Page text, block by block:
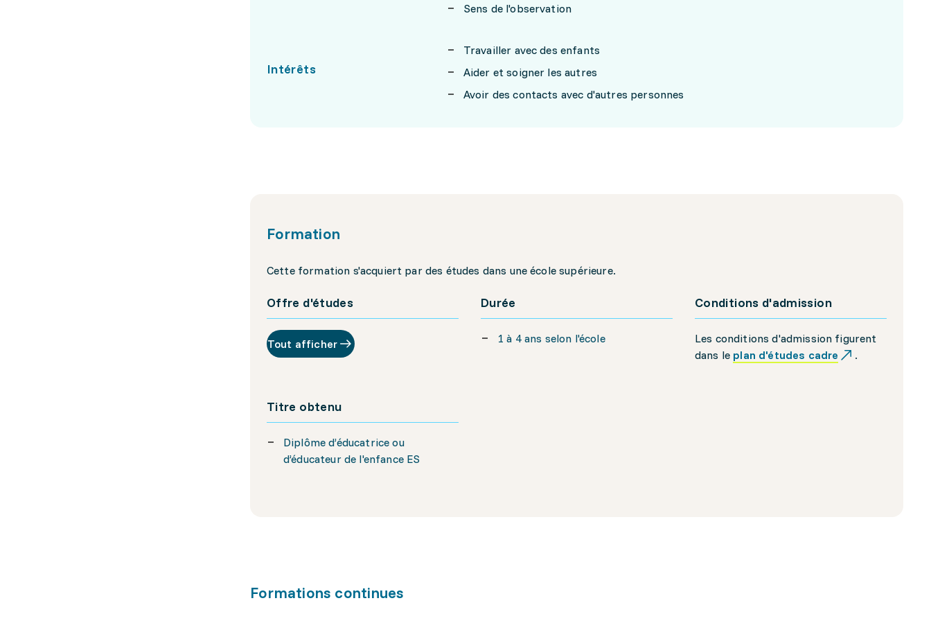
Sens de l'observation
Intérêts
Travailler avec des enfants
Aider et soigner les autres
Avoir des contacts avec d'autres personnes
Formation
Cette formation s'acquiert par des études dans une école supérieure.
Offre d'études
Tout afficher
Durée
1 à 4 ans selon l'école
Conditions d'admission
Les conditions d'admission figurent
dans le plan d'études cadre .
Titre obtenu
Diplôme d’éducatrice ou
d’éducateur de l'enfance ES
Formations continues